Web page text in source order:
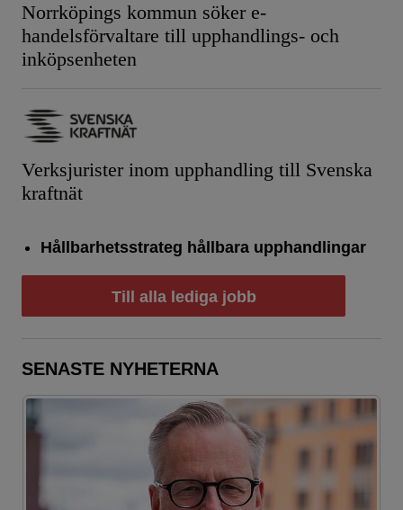
Norrköpings kommun söker e-
handelsförvaltare till upphandlings- och
inköpsenheten
Verksjurister inom upphandling till Svenska
kraftnät
Hållbarhetsstrateg hållbara upphandlingar
Till alla lediga jobb
SENASTE NYHETERNA